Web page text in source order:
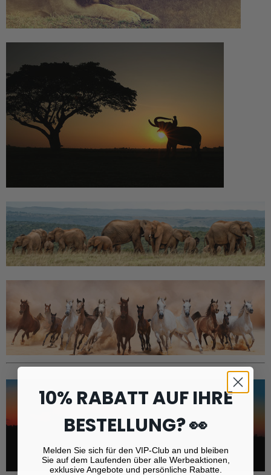
10% RABATT AUF IHRE
BESTELLUNG? 👀
Melden Sie sich für den VIP-Club an und bleiben
Sie auf dem Laufenden über alle Werbeaktionen,
exklusive Angebote und persönliche Rabatte.